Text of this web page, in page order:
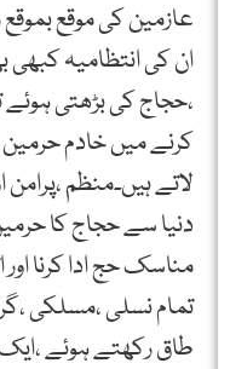
عازمین کی موقع
ان کی انتظامیہ
،حجاج کی بڑھتی ہوئے
کرنے میں خادم حرمین
لاتے ہیں۔منظم
دنیا سے حجاج کا
مناسک حج ادا کرنا
تمام نسلی ،مسلکی
طاق رکھتے ہوئے